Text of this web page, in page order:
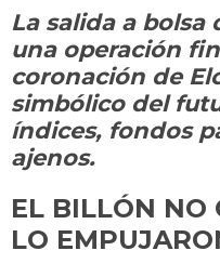
o
n
m p
p
La salida a bolsa
una operación
coronación de
simbólico del
índices, fondos
ajenos.
EL BILLÓN NO
LO